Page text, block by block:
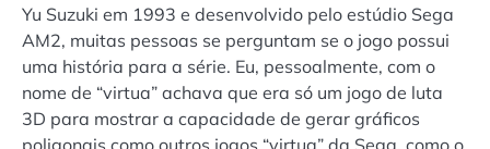
Yu Suzuki em 1993 e desenvolvido pelo estúdio Sega
AM2, muitas pessoas se perguntam se o jogo possui
uma história para a série. Eu, pessoalmente, com o
nome de “virtua” achava que era só um jogo de luta
3D para mostrar a capacidade de gerar gráficos
poligonais como outros jogos “virtua” da Sega, como o